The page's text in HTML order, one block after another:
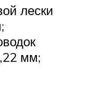
лески
мм;